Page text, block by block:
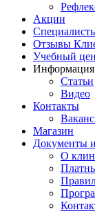
Акции
Отзывы
Учебный
Информация
Статьи
Видео
Контакты
Магазин
Документы
О